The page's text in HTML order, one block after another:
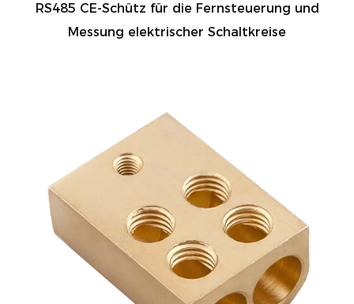
RS485 CE-Schütz für die Fernsteuerung und
Messung elektrischer Schaltkreise